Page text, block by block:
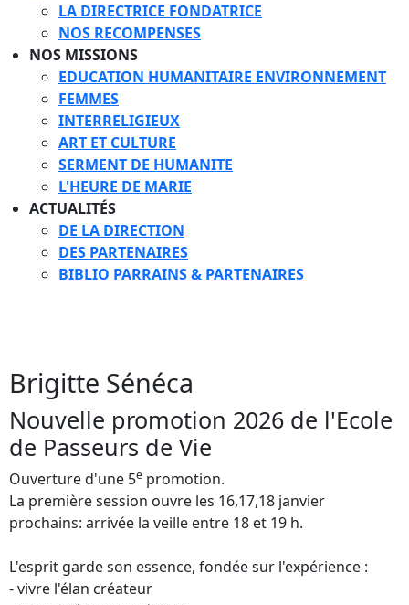
LA DIRECTRICE FONDATRICE
NOS RECOMPENSES
NOS MISSIONS
EDUCATION HUMANITAIRE ENVIRONNEMENT
FEMMES
INTERRELIGIEUX
ART ET CULTURE
SERMENT DE HUMANITE
L'HEURE DE MARIE
ACTUALITÉS
DE LA DIRECTION
DES PARTENAIRES
BIBLIO PARRAINS & PARTENAIRES
Brigitte Sénéca
Nouvelle promotion 2026 de l'Ecole
de Passeurs de Vie
Ouverture d'une 5e promotion.
La première session ouvre les 16,17,18 janvier
prochains: arrivée la veille entre 18 et 19 h.
L'esprit garde son essence, fondée sur l'expérience :
- vivre l'élan créateur